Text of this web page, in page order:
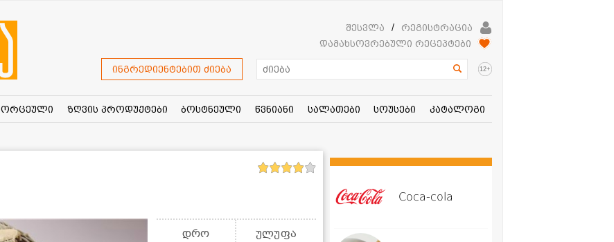
შესვლა /
რეგისტრაცია
დამახსოვრებული რეცეპტები
ინგრედიენტებით ძიება 12+
ზღვის პროდუქტები ბოსტნეული წვნიანი სალათები სოუსები კატალოგი
დრო ულუფა
Coca-cola